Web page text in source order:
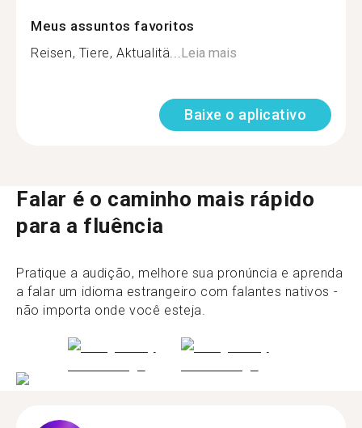
Meus assuntos favoritos
Reisen, Tiere, Aktualitä... Leia mais
Baixe o aplicativo
Falar é o caminho mais rápido
para a fluência
Pratique a audição, melhore sua pronúncia e aprenda
a falar um idioma estrangeiro com falantes nativos -
não importa onde você esteja.